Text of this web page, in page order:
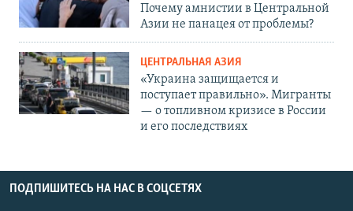
Почему амнистии в Центральной
Азии не панацея от проблемы?
ЦЕНТРАЛЬНАЯ АЗИЯ
«Украина защищается и
поступает правильно». Мигранты
— о топливном кризисе в России
и его последствиях
ПОДПИШИТЕСЬ НА НАС В СОЦСЕТЯХ